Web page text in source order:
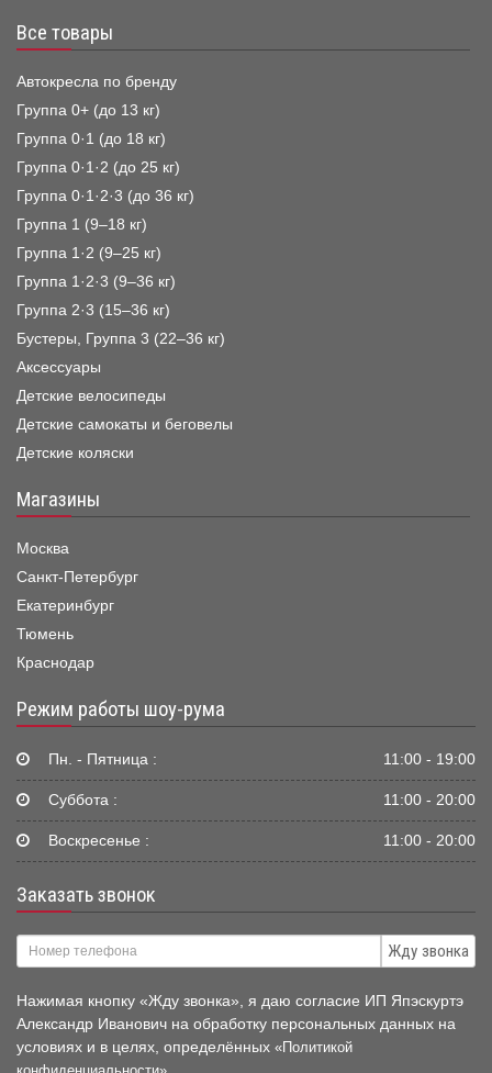
Все товары
Автокресла по бренду
Группа 0+ (до 13 кг)
Группа 0·1 (до 18 кг)
Группа 0·1·2 (до 25 кг)
Группа 0·1·2·3 (до 36 кг)
Группа 1 (9–18 кг)
Группа 1·2 (9–25 кг)
Группа 1·2·3 (9–36 кг)
Группа 2·3 (15–36 кг)
Бустеры, Группа 3 (22–36 кг)
Аксессуары
Детские велосипеды
Детские самокаты и беговелы
Детские коляски
Магазины
Москва
Санкт-Петербург
Екатеринбург
Тюмень
Краснодар
Режим работы шоу-рума
Пн. - Пятница : 11:00 - 19:00
Суббота : 11:00 - 20:00
Воскресенье : 11:00 - 20:00
Заказать звонок
Жду звонка
Нажимая кнопку «Жду звонка», я даю согласие ИП Япэскуртэ
Александр Иванович на обработку персональных данных на
условиях и в целях, определённых «Политикой